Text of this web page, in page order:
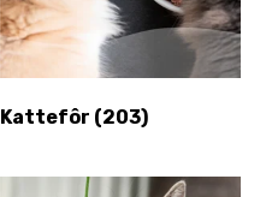
Kattefôr (203)